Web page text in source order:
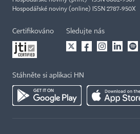
Hospodářské noviny (online) ISSN 2787-950X
Certifikováno Sledujte nás
Stáhněte si aplikaci HN